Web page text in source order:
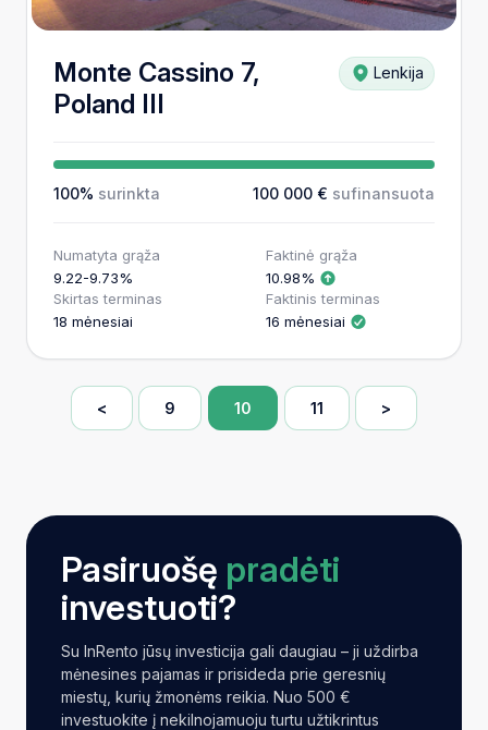
Monte Cassino 7,
Poland III
Lenkija
100% surinkta 100 000 € sufinansuota
Numatyta grąža
9.22-9.73%
Faktinė grąža
10.98%
Skirtas terminas
18 mėnesiai
Faktinis terminas
16 mėnesiai
< 9 10 11 >
Pasiruošę pradėti
investuoti?
Su InRento jūsų investicija gali daugiau – ji uždirba
mėnesines pajamas ir prisideda prie geresnių
miestų, kurių žmonėms reikia. Nuo 500 €
investuokite į nekilnojamuoju turtu užtikrintus